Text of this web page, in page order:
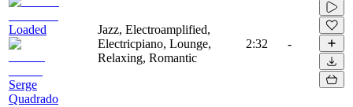
Loaded
Serge
Quadrado
Jazz, Electroamplified,
Electricpiano, Lounge,
Relaxing, Romantic
2:32 -